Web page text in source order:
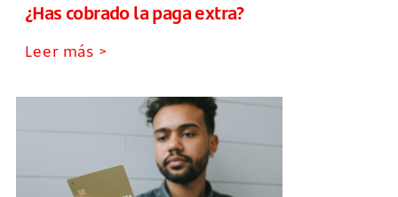
¿Has cobrado la paga extra?
Leer más >